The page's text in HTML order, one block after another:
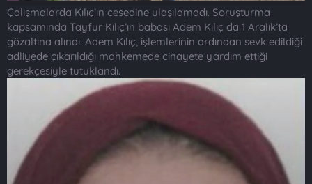
Çalışmalarda Kılıç’ın cesedine ulaşılamadı. Soruşturma
kapsamında Tayfur Kılıç’ın babası Adem Kılıç da 1 Aralık’ta
gözaltına alındı. Adem Kılıç, işlemlerinin ardından sevk edildiği
adliyede çıkarıldığı mahkemede cinayete yardım ettiği
gerekçesiyle tutuklandı.